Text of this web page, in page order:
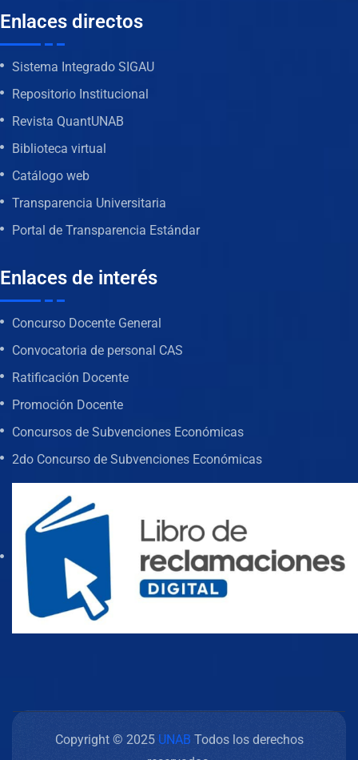
Enlaces directos
Sistema Integrado SIGAU
Repositorio Institucional
Revista QuantUNAB
Biblioteca virtual
Catálogo web
Transparencia Universitaria
Portal de Transparencia Estándar
Enlaces de interés
Concurso Docente General
Convocatoria de personal CAS
Ratificación Docente
Promoción Docente
Concursos de Subvenciones Económicas
2do Concurso de Subvenciones Económicas
Copyright © 2025 UNAB Todos los derechos